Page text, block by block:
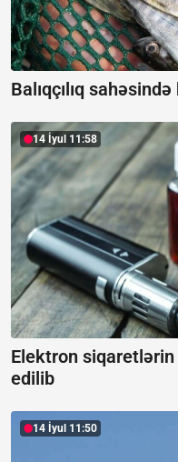
Balıqçılıq
14 İyul 11:58
Elektron
edilib
14 İyul 11:50